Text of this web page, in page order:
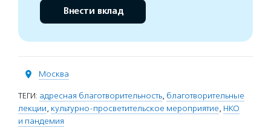
Внести вклад
Москва
ТЕГИ: адресная благотворительность, благотворительные
лекции, культурно-просветительское мероприятие, НКО
и пандемия